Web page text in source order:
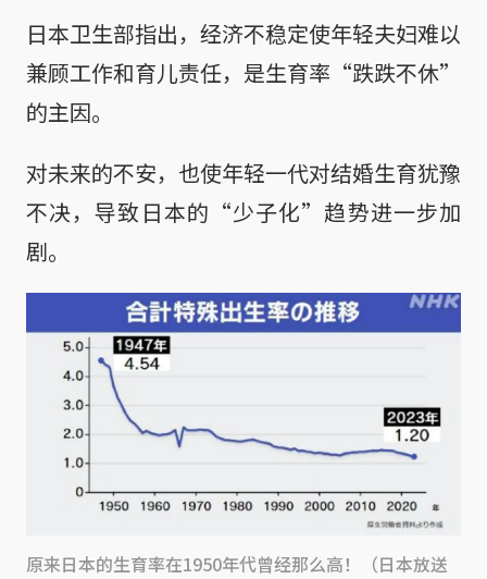
日本卫生部指出，经济不稳定使年轻夫妇难以
兼顾工作和育儿责任，是生育率“跌跌不休”
的主因。
对未来的不安，也使年轻一代对结婚生育犹豫
不决，导致日本的“少子化”趋势进一步加
剧。
原来日本的生育率在1950年代曾经那么高！（日本放送